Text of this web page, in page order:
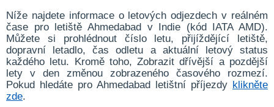
Níže najdete informace o letových odjezdech v reálném
čase pro letiště Ahmedabad v Indie (kód IATA AMD).
Můžete si prohlédnout číslo letu, přijíždějící letiště,
dopravní letadlo, čas odletu a aktuální letový status
každého letu. Kromě toho, Zobrazit dřívější a pozdější
lety v den změnou zobrazeného časového rozmezí.
Pokud hledáte pro Ahmedabad letištní příjezdy klikněte
zde.